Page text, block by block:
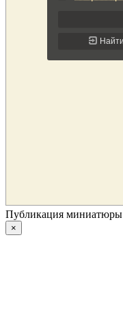
Публикация миниатюры
×